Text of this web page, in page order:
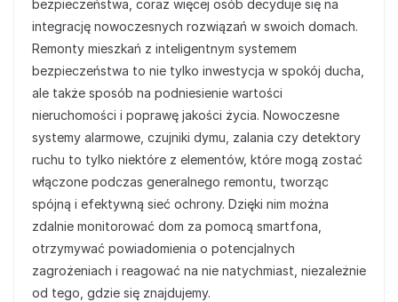
bezpieczeństwa, coraz więcej osób decyduje się na
integrację nowoczesnych rozwiązań w swoich domach.
Remonty mieszkań z inteligentnym systemem
bezpieczeństwa to nie tylko inwestycja w spokój ducha,
ale także sposób na podniesienie wartości
nieruchomości i poprawę jakości życia. Nowoczesne
systemy alarmowe, czujniki dymu, zalania czy detektory
ruchu to tylko niektóre z elementów, które mogą zostać
włączone podczas generalnego remontu, tworząc
spójną i efektywną sieć ochrony. Dzięki nim można
zdalnie monitorować dom za pomocą smartfona,
otrzymywać powiadomienia o potencjalnych
zagrożeniach i reagować na nie natychmiast, niezależnie
od tego, gdzie się znajdujemy.